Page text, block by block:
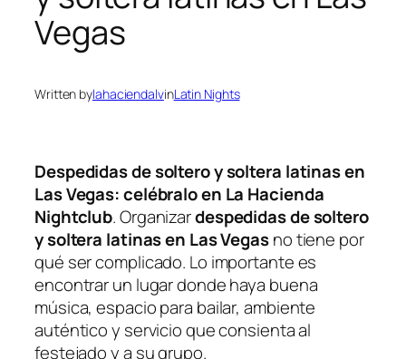
Vegas
Written bylahaciendalvinLatin Nights
Despedidas de soltero y soltera latinas en
Las Vegas: celébralo en La Hacienda
Nightclub. Organizardespedidas de soltero
y soltera latinas en Las Vegasno tiene por
qué ser complicado. Lo importante es
encontrar un lugar donde haya buena
música, espacio para bailar, ambiente
auténtico y servicio que consienta al
festejado y a su grupo.